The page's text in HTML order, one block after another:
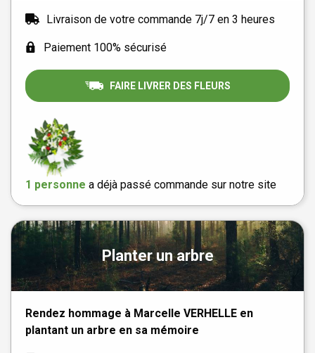
Livraison de votre commande 7j/7 en 3 heures
Paiement 100% sécurisé
FAIRE LIVRER DES FLEURS
1 personne a déjà passé commande sur notre site
Planter un arbre
Rendez hommage à Marcelle VERHELLE en
plantant un arbre en sa mémoire